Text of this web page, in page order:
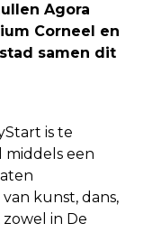
Agora
Corneel en
samen dit
is te
middels een
kunst, dans,
in De